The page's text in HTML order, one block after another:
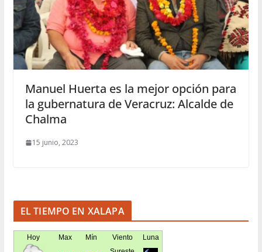
Manuel Huerta es la mejor opción para
la gubernatura de Veracruz: Alcalde de
Chalma
15 junio, 2023
EL TIEMPO EN XALAPA